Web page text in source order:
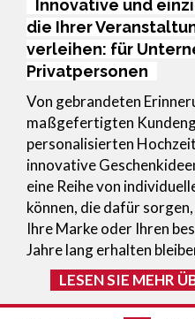
Innovative und
die Ihrer
verleihen: für
Privatpersonen
Von gebrandeten
maßgefertigten
personalisierten
innovative
eine Reihe von
können, die dafür
Ihre Marke oder Ihren
Jahre lang erhalten
LESEN SIE MEHR